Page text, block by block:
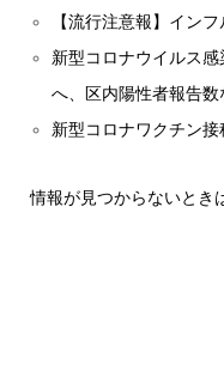
【流行注意報】イン
新型コロナウイルス
へ、区内陽性者報告数
新型コロナワクチン接
情報が見つからないとき